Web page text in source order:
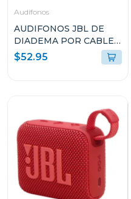
Audifonos
AUDIFONOS JBL DE
DIADEMA POR CABLE
QUANTUM 250
QTUM250TELAM
$52.95